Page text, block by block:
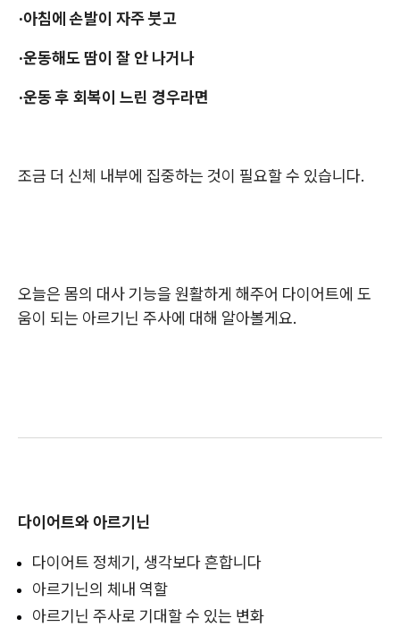
·아침에 손발이 자주 붓고
·운동해도 땀이 잘 안 나거나
·운동 후 회복이 느린 경우라면
조금 더 신체 내부에 집중하는 것이 필요할 수 있습니다.
오늘은 몸의 대사 기능을 원활하게 해주어 다이어트에 도
움이 되는 아르기닌 주사에 대해 알아볼게요.
다이어트와 아르기닌
다이어트 정체기, 생각보다 흔합니다
아르기닌의 체내 역할
아르기닌 주사로 기대할 수 있는 변화